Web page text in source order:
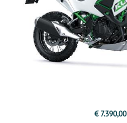
€ 7.390,00